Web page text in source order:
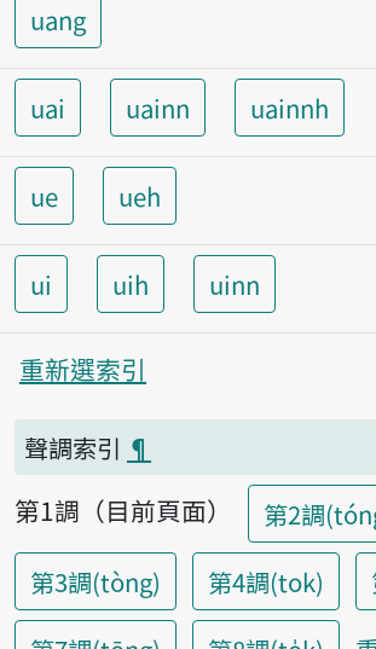
uang
uai uainn uainnh
ue ueh
ui uih uinn
重新選索引
聲調索引 ¶
第1調（目前頁面）
第2調
第3調(tòng)
第4調(tok)